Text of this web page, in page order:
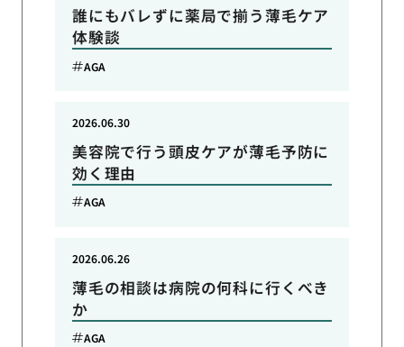
誰にもバレずに薬局で揃う薄毛ケア
体験談
AGA
美容院で行う頭皮ケアが薄毛予防に
効く理由
2026.06.30
AGA
薄毛の相談は病院の何科に行くべき
か
2026.06.26
AGA